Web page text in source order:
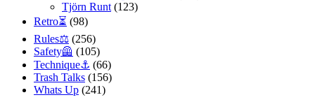
Tjörn Runt (123)
Retro⏳ (98)
Rules⚖️ (256)
Safety🦺 (105)
Technique⚓️ (66)
Trash Talks (156)
Whats Up (241)